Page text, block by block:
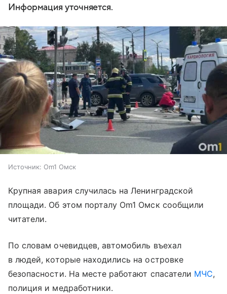
Информация уточняется.
Источник: Om1 Омск
Крупная авария случилась на Ленинградской
площади. Об этом порталу Om1 Омск сообщили
читатели.
По словам очевидцев, автомобиль въехал
в людей, которые находились на островке
безопасности. На месте работают спасатели МЧС,
полиция и медработники.